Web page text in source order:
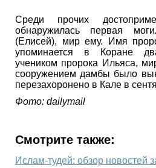
Среди прочих
обнаружилась первая
(Елисей), мир ему. Имя
упоминается в Коране
учеником пророка Ильяса,
сооружением дамбы было
перезахоронено в Кале в
Фото: dailymail
Смотрите также:
Ислам-тудей: обзор новостей